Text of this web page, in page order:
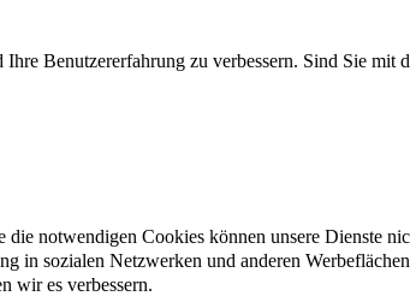
Benutzererfahrung zu verbessern. Sind Sie mit
notwendigen Cookies können unsere Dienste
in sozialen Netzwerken und anderen
wir es verbessern.